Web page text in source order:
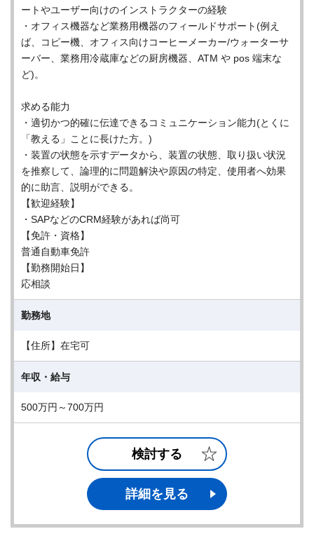
ートやユーザー向けのインストラクターの経験
・オフィス機器など業務用機器のフィールドサポート(例え
ば、コピー機、オフィス向けコーヒーメーカー/ウォーターサ
ーバー、業務用冷蔵庫などの厨房機器、ATM や pos 端末な
ど)。
求める能力
・適切かつ的確に伝達できるコミュニケーション能力(とくに
「教える」ことに長けた方。)
・装置の状態を示すデータから、装置の状態、取り扱い状況
を推察して、論理的に問題解決や原因の特定、使用者へ効果
的に助言、説明ができる。
【歓迎経験】
・SAPなどのCRM経験があれば尚可
【免許・資格】
普通自動車免許
【勤務開始日】
応相談
勤務地
【住所】在宅可
年収・給与
500万円～700万円
検討する
詳細を見る